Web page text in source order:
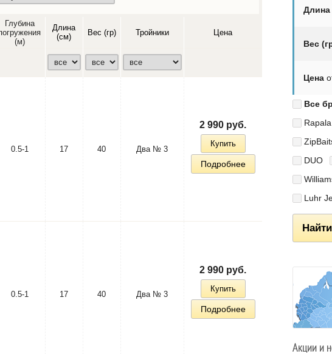
Глубина
(м)
Длина
(см)
Вес (гр) Тройники Цена
0.5-1 17 40 Два № 3
2 990 руб.
Купить
Подробнее
0.5-1 17 40 Два № 3
2 990 руб.
Купить
Подробнее
Длина
Вес
Цена
Все
Rapala
DUO
Luhr
Акции и